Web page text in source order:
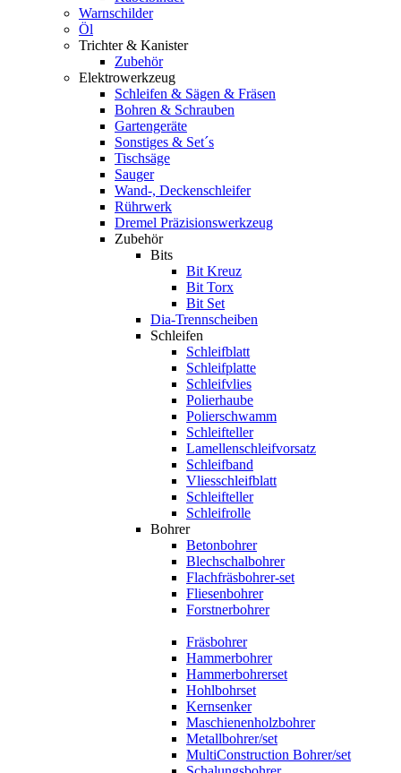
Warnschilder
Öl
Trichter & Kanister
Zubehör
Elektrowerkzeug
Schleifen & Sägen & Fräsen
Bohren & Schrauben
Gartengeräte
Sonstiges & Set´s
Tischsäge
Sauger
Wand-, Deckenschleifer
Rührwerk
Dremel Präzisionswerkzeug
Zubehör
Bits
Bit Kreuz
Bit Torx
Bit Set
Dia-Trennscheiben
Schleifen
Schleifblatt
Schleifplatte
Schleifvlies
Polierhaube
Polierschwamm
Schleifteller
Lamellenschleifvorsatz
Schleifband
Vliesschleifblatt
Schleifteller
Schleifrolle
Bohrer
Betonbohrer
Blechschalbohrer
Flachfräsbohrer-set
Fliesenbohrer
Forstnerbohrer
Fräsbohrer
Hammerbohrer
Hammerbohrerset
Hohlbohrset
Kernsenker
Maschienenholzbohrer
Metallbohrer/set
MultiConstruction Bohrer/set